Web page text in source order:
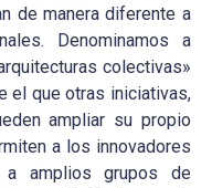
de manera diferente a
Denominamos a
colectivas»
el que otras iniciativas,
ampliar su propio
a los innovadores
a amplios grupos de